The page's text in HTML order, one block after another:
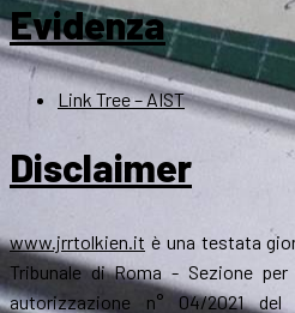
Evidenza
Link Tree – AIST
Disclaimer
www.jrrtolkien.it è una testata
Tribunale di Roma - Sezione
autorizzazione n° 04/2021